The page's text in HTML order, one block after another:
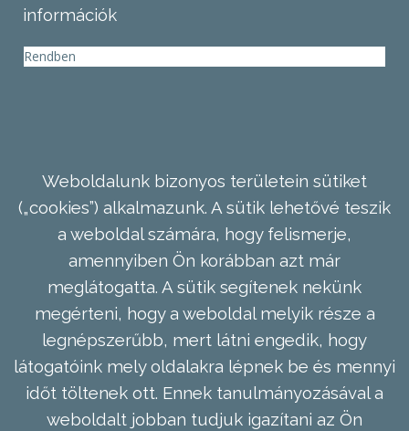
információk
Rendben
Weboldalunk bizonyos területein sütiket
(„cookies”) alkalmazunk. A sütik lehetővé teszik
a weboldal számára, hogy felismerje,
amennyiben Ön korábban azt már
meglátogatta. A sütik segítenek nekünk
megérteni, hogy a weboldal melyik része a
legnépszerűbb, mert látni engedik, hogy
látogatóink mely oldalakra lépnek be és mennyi
időt töltenek ott. Ennek tanulmányozásával a
weboldalt jobban tudjuk igazítani az Ön